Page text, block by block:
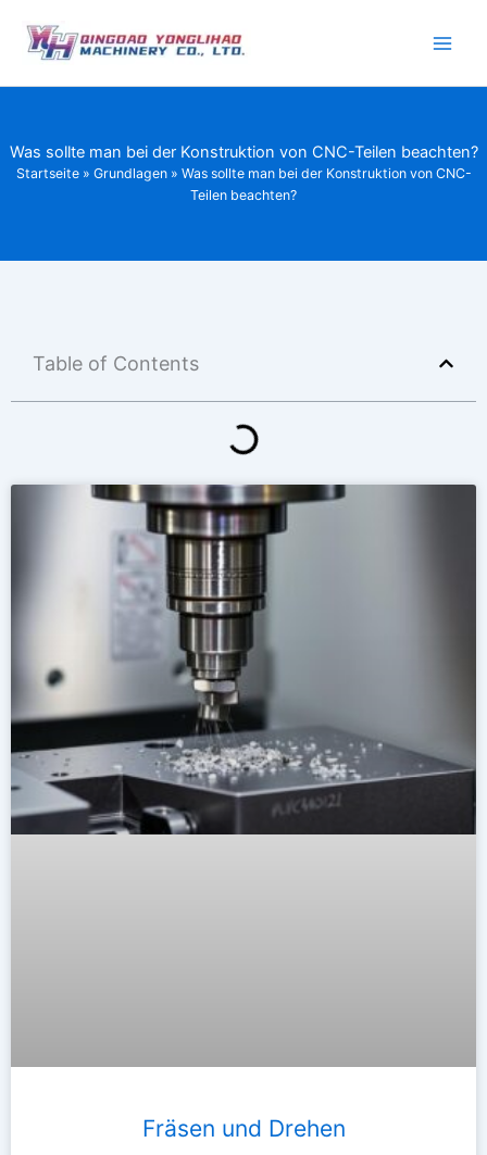
Inhalt
springen
Was sollte man bei der Konstruktion von CNC-Teilen beachten?
Startseite» Grundlagen» Was sollte man bei der Konstruktion von CNC-
Teilen beachten?
Table of Contents
Fräsen und Drehen